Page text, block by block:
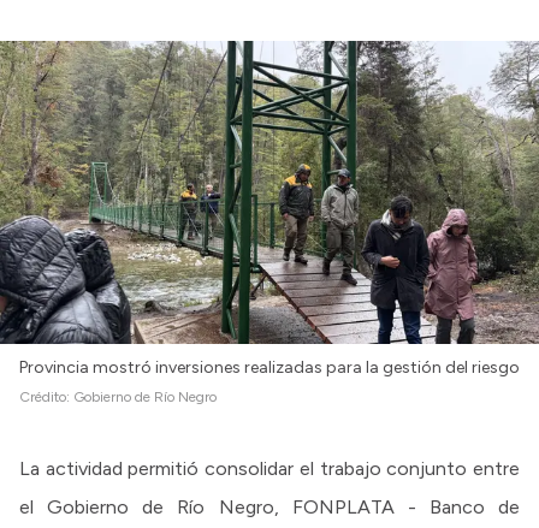
Provincia mostró inversiones realizadas para la gestión del riesgo
Crédito: Gobierno de Río Negro
La actividad permitió consolidar el trabajo conjunto entre
el Gobierno de Río Negro, FONPLATA - Banco de